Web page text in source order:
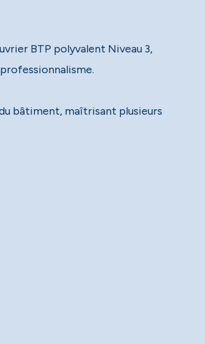
BTP polyvalent Niveau 3,
bâtiment, maîtrisant plusieurs